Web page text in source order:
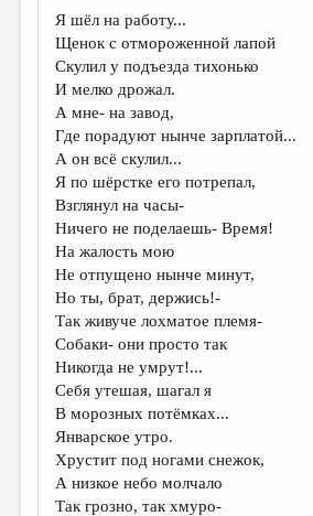
НОВОСТИ
ПРАВИЛА САЙТА
ОТДЕЛЫ И РУБРИКИ
ИЗБРАННОЕ
ДАЙДЖЕСТ
ПРОИЗВЕДЕНИЯ
ПЕРЕВОДЫ
КОНКУРСЫ
ДЕТСКАЯ КОМНАТА
КНИЖНАЯ ПОЛКА
ОБЗОР ЛИТЕРАТУРЫ
СТРАНИЦЫ ПАМЯТИ
ОБЪЯВЛЕНИЯ
Я шёл на работу...
Щенок с отмороженной лапой
Скулил у подъезда тихонько
И мелко дрожал.
А мне- на завод,
Где порадуют нынче зарплатой...
А он всё скулил...
Я по шёрстке его потрепал,
Взглянул на часы-
Ничего не поделаешь- Время!
На жалость мою
Не отпущено нынче минут,
Но ты, брат, держись!-
Так живуче лохматое племя-
Собаки- они просто так
Никогда не умрут!...
Себя утешая, шагал я
В морозных потёмках...
Январское утро.
Хрустит под ногами снежок,
А низкое небо молчало
Так грозно, так хмуро-